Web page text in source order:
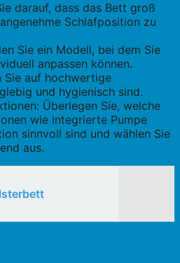
darauf, dass das Bett groß
Schlafposition zu
Sie ein Modell, bei dem Sie
anpassen können.
Sie auf hochwertige
und hygienisch sind.
Überlegen Sie, welche
wie integrierte Pumpe
sinnvoll sind und wählen Sie
aus.